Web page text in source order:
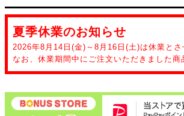
夏季休業のお知らせ
2026年8月14日(金)～8月16日(土)は休業と
なお、休業期間中にご注文いただきました